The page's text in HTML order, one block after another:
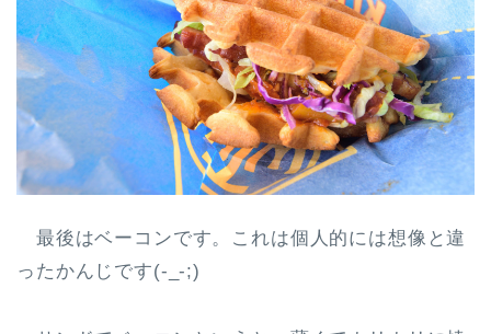
最後はベーコンです。これは個人的には想像と違
ったかんじです(-_-;)